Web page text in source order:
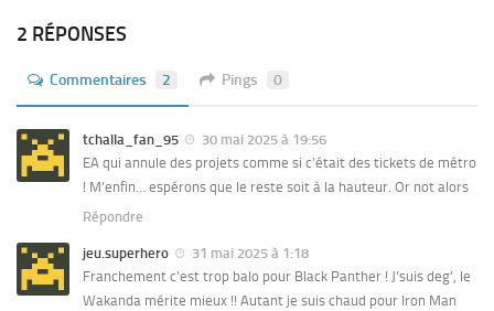
2 RÉPONSES
Commentaires 2 Pings 0
tchalla_fan_95
30 mai 2025 à 19:56
EA qui annule des projets comme si c’était des tickets de métro
! M’enfin… espérons que le reste soit à la hauteur. Or not alors
Répondre
jeu.superhero
31 mai 2025 à 1:18
Franchement c’est trop balo pour Black Panther ! J’suis deg’, le
Wakanda mérite mieux !! Autant je suis chaud pour Iron Man